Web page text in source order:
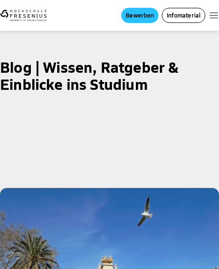
Bewerben Infomaterial
Blog | Wissen, Ratgeber &
Einblicke ins Studium